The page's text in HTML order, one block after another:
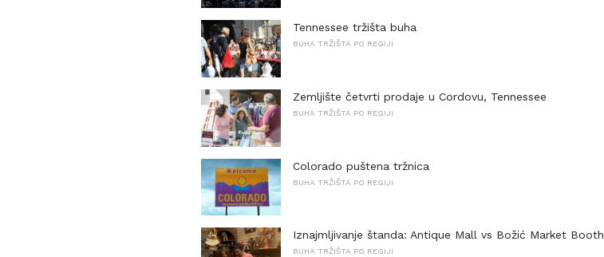
Tennessee tržišta buha
BUHA TRŽIŠTA PO REGIJI
Zemljište četvrti prodaje u Cordovu, Tennessee
BUHA TRŽIŠTA PO REGIJI
Colorado puštena tržnica
BUHA TRŽIŠTA PO REGIJI
Iznajmljivanje štanda: Antique Mall vs Božić Market Booth
BUHA TRŽIŠTA PO REGIJI